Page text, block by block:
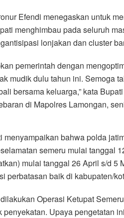
Efendi menegaskan untuk
menghimbau pada seluruh
lonjakan dan cluster
pemerintah dengan
mudik dulu tahun ini. Semoga
bersama keluarga,” kata
di Mapolres Lamongan,
menyampaikan bahwa polda
semeru mulai tanggal
mulai tanggal 26 April s/d 5
perbatasan baik di kabupaten/
Operasi Ketupat
Upaya pengetatan